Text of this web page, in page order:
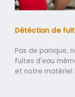
Détéction de
Pas de panique,
fuites d'eau
et notre matériel